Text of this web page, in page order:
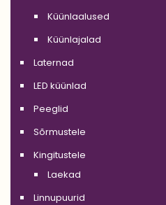
Küünlaalused
Küünlajalad
Laternad
LED küünlad
Peeglid
Sõrmustele
Kingitustele
Laekad
Linnupuurid